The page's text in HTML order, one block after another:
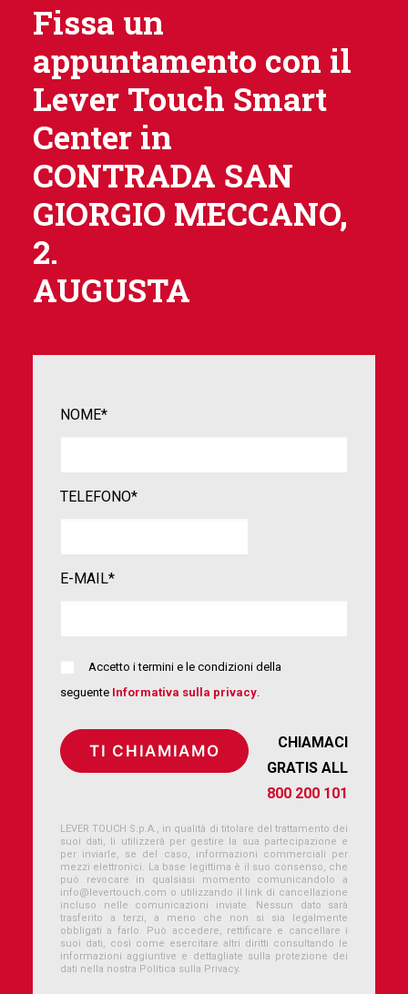
Fissa un
appuntamento con il
Lever Touch Smart
Center in
CONTRADA SAN
GIORGIO MECCANO,
2.
AUGUSTA
NOME*
TELEFONO*
E-MAIL*
Accetto i termini e le condizioni della
seguente Informativa sulla privacy.
CHIAMACI
GRATIS ALL
800 200 101
LEVER TOUCH S.p.A., in qualità di titolare del trattamento dei
suoi dati, li utilizzerà per gestire la sua partecipazione e
per inviarle, se del caso, informazioni commerciali per
mezzi elettronici. La base legittima è il suo consenso, che
può revocare in qualsiasi momento comunicandolo a
info@levertouch.com o utilizzando il link di cancellazione
incluso nelle comunicazioni inviate. Nessun dato sarà
trasferito a terzi, a meno che non si sia legalmente
obbligati a farlo. Può accedere, rettificare e cancellare i
suoi dati, così come esercitare altri diritti consultando le
informazioni aggiuntive e dettagliate sulla protezione dei
dati nella nostra Politica sulla Privacy.